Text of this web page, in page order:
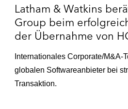
Silver Lake Partners –
Qualtrics für US$12,5
Skydance – Joint
Amusements und
The Carlyle Group –
Übernahmen,
Latham & Watkins
Group beim
der Übernahme von
Internationales Corporate/M&A-
globalen Softwareanbieter bei
Transaktion.